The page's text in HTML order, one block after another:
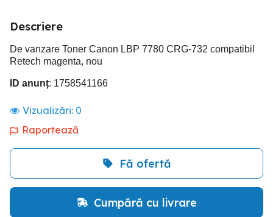
Descriere
De vanzare Toner Canon LBP 7780 CRG-732 compatibil
Retech magenta, nou
ID anunț: 1758541166
Vizualizări: 0
Raportează
Fă ofertă
Cumpără cu livrare